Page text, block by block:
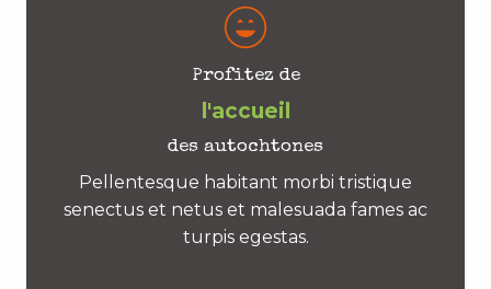
Profitez de
l'accueil
des autochtones
Pellentesque habitant morbi tristique
senectus et netus et malesuada fames ac
turpis egestas.